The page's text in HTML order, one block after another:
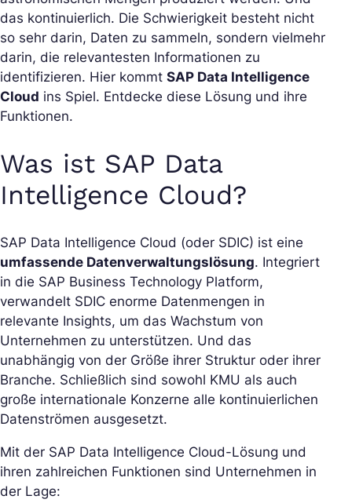
das kontinuierlich. Die Schwierigkeit besteht nicht
so sehr darin, Daten zu sammeln, sondern vielmehr
darin, die relevantesten Informationen zu
identifizieren. Hier kommt SAP Data Intelligence
Cloud ins Spiel. Entdecke diese Lösung und ihre
Funktionen.
Was ist SAP Data
Intelligence Cloud?
SAP Data Intelligence Cloud (oder SDIC) ist eine
umfassende Datenverwaltungslösung. Integriert
in die SAP Business Technology Platform,
verwandelt SDIC enorme Datenmengen in
relevante Insights, um das Wachstum von
Unternehmen zu unterstützen. Und das
unabhängig von der Größe ihrer Struktur oder ihrer
Branche. Schließlich sind sowohl KMU als auch
große internationale Konzerne alle kontinuierlichen
Datenströmen ausgesetzt.
Mit der SAP Data Intelligence Cloud-Lösung und
ihren zahlreichen Funktionen sind Unternehmen in
der Lage: